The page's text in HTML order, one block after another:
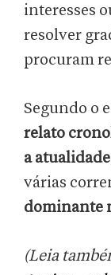
interesses
resolver
procuram
Segundo o
relato
a atualidade
várias
dominante
(Leia